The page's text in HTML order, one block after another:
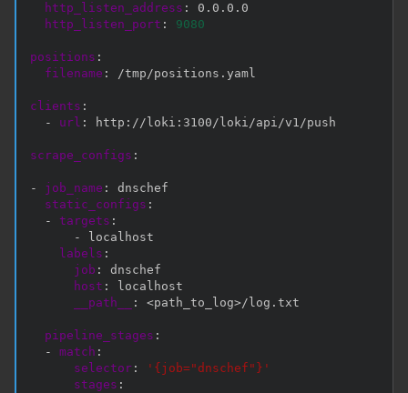
http_listen_address :
0.0.0.0
http_listen_port : 9080
positions :
filename : /tmp/positions.yaml
clients :
-
url : http : //loki : 3100/loki/api/v1/push
scrape_configs :
- job_name :
dnschef
static_configs :
-
targets :
-
localhost
labels :
job :
dnschef
host :
localhost
__path__
: <path_to_log>/log.txt
pipeline_stages :
-
match :
selector :
'{job="dnschef"}'
stages :